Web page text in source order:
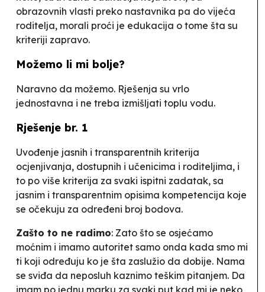
obrazovnih vlasti preko nastavnika pa do vijeća
roditelja, morali proći je edukacija o tome šta su
kriteriji zapravo.
Možemo li mi bolje?
Naravno da možemo. Rješenja su vrlo
jednostavna i ne treba izmišljati toplu vodu.
Rješenje br. 1
Uvođenje jasnih i transparentnih kriterija
ocjenjivanja, dostupnih i učenicima i roditeljima, i
to po više kriterija za svaki ispitni zadatak, sa
jasnim i transparentnim opisima kompetencija koje
se očekuju za određeni broj bodova.
Zašto to ne radimo: Zato što se osjećamo
moćnim i imamo autoritet samo onda kada smo mi
ti koji određuju ko je šta zaslužio da dobije. Nama
se sviđa da neposluh kaznimo teškim pitanjem. Da